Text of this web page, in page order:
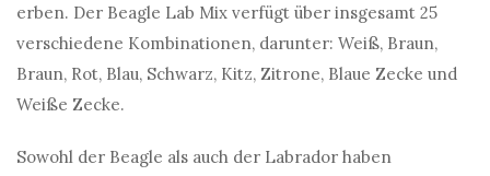
erben. Der Beagle Lab Mix verfügt über insgesamt 25
verschiedene Kombinationen, darunter: Weiß, Braun,
Braun, Rot, Blau, Schwarz, Kitz, Zitrone, Blaue Zecke und
Weiße Zecke.
Sowohl der Beagle als auch der Labrador haben